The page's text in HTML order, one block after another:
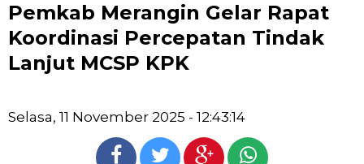
Pemkab Merangin Gelar Rapat
Koordinasi Percepatan Tindak
Lanjut MCSP KPK
Selasa, 11 November 2025 - 12:43:14